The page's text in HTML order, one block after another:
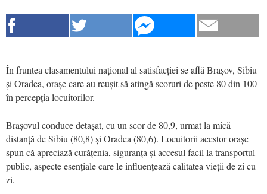
În fruntea clasamentului național al satisfacției se află Brașov, Sibiu
și Oradea, orașe care au reușit să atingă scoruri de peste 80 din 100
în percepția locuitorilor.
Brașovul conduce detașat, cu un scor de 80,9, urmat la mică
distanță de Sibiu (80,8) și Oradea (80,6). Locuitorii acestor orașe
spun că apreciază curățenia, siguranța și accesul facil la transportul
public, aspecte esențiale care le influențează calitatea vieții de zi cu
zi.